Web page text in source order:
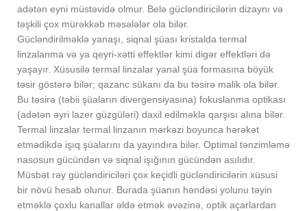
adətən eyni müstəvidə olmur. Belə gücləndiricilərin dizaynı və
təşkili çox mürəkkəb məsələlər ola bilər.
Gücləndirilməklə yanaşı, siqnal şüası kristalda termal
linzalanma və ya qeyri-xətti effektlər kimi digər effektləri də
yaşayır. Xüsusilə termal linzalar yanal şüa formasına böyük
təsir göstərə bilər; qazanc sükanı da bu təsirə malik ola bilər.
Bu təsirə (təbii şüaların divergensiyasına) fokuslanma optikası
(adətən əyri lazer güzgüləri) daxil edilməklə qarşısı alına bilər.
Termal linzalar termal linzanın mərkəzi boyunca hərəkət
etmədikdə işıq şüalarını da yayındıra bilər. Optimal tənzimləmə
nasosun gücündən və siqnal işığının gücündən asılıdır.
Müsbət rəy gücləndiriciləri çox keçidli gücləndiricilərin xüsusi
bir növü hesab olunur. Burada şüanın həndəsi yolunu təyin
etməklə çoxlu kanallar əldə etmək əvəzinə, optik açarlardan